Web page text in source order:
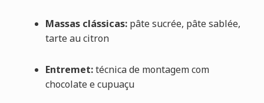
Massas clássicas:pâte sucrée, pâte sablée,
tarte au citron
Entremet:técnica de montagem com
chocolate e cupuaçu